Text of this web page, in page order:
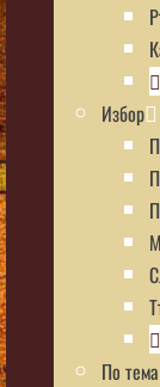
Избор
По тема